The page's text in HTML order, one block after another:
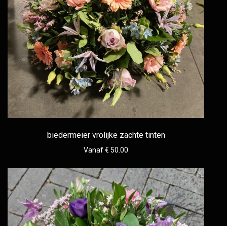
biedermeier vrolijke zachte tinten
Vanaf € 50.00